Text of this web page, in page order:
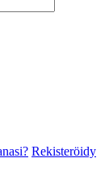
Rekisteröidy